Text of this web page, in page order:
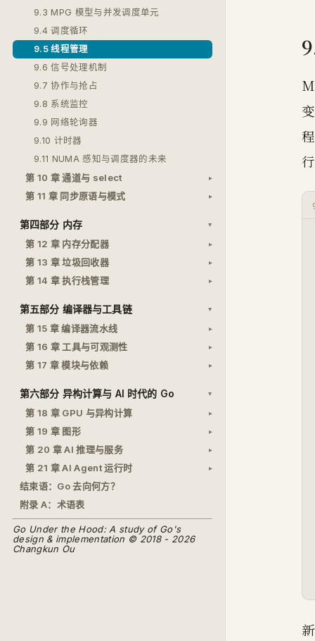
9.3 MPG 模型与并发调度单元
9.4 调度循环
9.5 线程管理
9.6 信号处理机制
9.7 协作与抢占
9.8 系统监控
9.9 网络轮询器
9.10 计时器
9.11 NUMA 感知与调度器的未来
第 10 章 通道与 select
第 11 章 同步原语与模式
第四部分 内存
第 12 章 内存分配器
第 13 章 垃圾回收器
第 14 章 执行栈管理
第五部分 编译器与工具链
第 15 章 编译器流水线
第 16 章 工具与可观测性
第 17 章 模块与依赖
第六部分 异构计算与 AI 时代的 Go
第 18 章 GPU 与异构计算
第 19 章 图形
第 20 章 AI 推理与服务
第 21 章 AI Agent 运行时
结束语：Go 去向何方？
附录 A：术语表
Go Under the Hood: A study of Go's
design & implementation © 2018 - 2026
Changkun Ou